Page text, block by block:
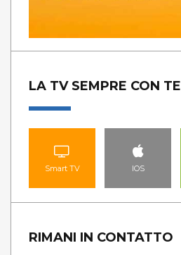
LA TV SEMPRE CON TE
Smart TV IOS
RIMANI IN CONTATTO